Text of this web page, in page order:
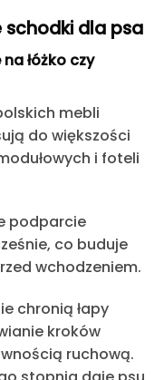
dla psa
łóżko czy
mebli
do większości
i foteli
podparcie
co buduje
wchodzeniem.
chronią łapy
kroków
ruchową.